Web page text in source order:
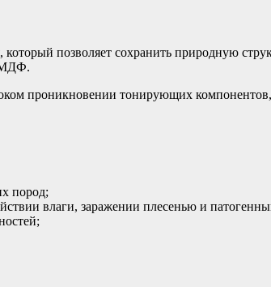
позволяет сохранить природную
МДФ.
проникновении тонирующих
пород;
влаги, заражении плесенью и